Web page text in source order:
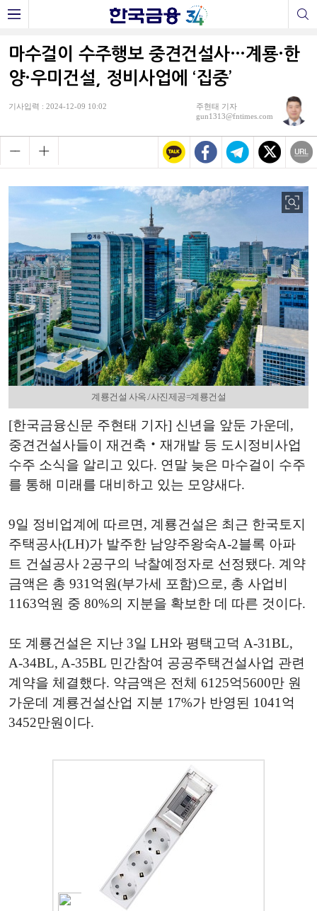
마수걸이 수주행보 중견건설사…계룡·한
양·우미건설, 정비사업에 ‘집중’
기사입력 : 2024-12-09 10:02
주현태 기자
gun1313@fntimes.com
계룡건설 사옥./사진제공=계룡건설
[한국금융신문 주현태 기자] 신년을 앞둔 가운데,
중견건설사들이 재건축‧재개발 등 도시정비사업
수주 소식을 알리고 있다. 연말 늦은 마수걸이 수주
를 통해 미래를 대비하고 있는 모양새다.
9일 정비업계에 따르면, 계룡건설은 최근 한국토지
주택공사(LH)가 발주한 남양주왕숙A-2블록 아파
트 건설공사 2공구의 낙찰예정자로 선정됐다. 계약
금액은 총 931억원(부가세 포함)으로, 총 사업비
1163억원 중 80%의 지분을 확보한 데 따른 것이다.
또 계룡건설은 지난 3일 LH와 평택고덕 A-31BL,
A-34BL, A-35BL 민간참여 공공주택건설사업 관련
계약을 체결했다. 약금액은 전체 6125억5600만 원
가운데 계룡건설산업 지분 17%가 반영된 1041억
3452만원이다.